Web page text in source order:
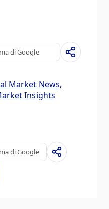
di Google
Market News,
Insights
di Google